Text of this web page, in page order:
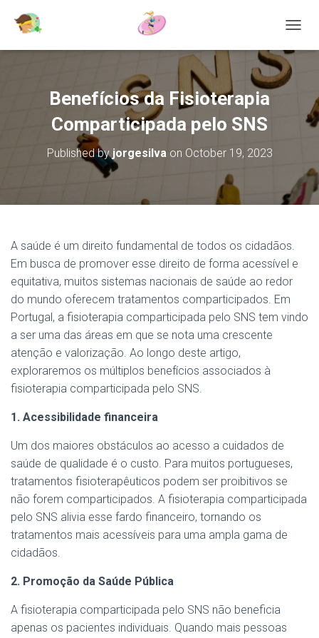
O
A
T
Benefícios da Fisioterapia
Comparticipada pelo SNS
Published by jorgesilvaon October 19, 2023
A saúde é um direito fundamental de todos os cidadãos.
Em busca de promover esse direito de forma acessível e
equitativa, muitos sistemas nacionais de saúde ao redor
do mundo oferecem tratamentos comparticipados. Em
Portugal, a fisioterapia comparticipada pelo SNS tem vindo
a ser uma das áreas em que se nota uma crescente
atenção e valorização. Ao longo deste artigo,
exploraremos os múltiplos benefícios associados à
fisioterapia comparticipada pelo SNS.
1. Acessibilidade financeira
Um dos maiores obstáculos ao acesso a cuidados de
saúde de qualidade é o custo. Para muitos portugueses,
tratamentos fisioterapêuticos podem ser proibitivos se
não forem comparticipados. A fisioterapia comparticipada
pelo SNS alivia esse fardo financeiro, tornando os
tratamentos mais acessíveis para uma ampla gama de
cidadãos.
2. Promoção da Saúde Pública
A fisioterapia comparticipada pelo SNS não beneficia
apenas os pacientes individuais. Quando mais pessoas